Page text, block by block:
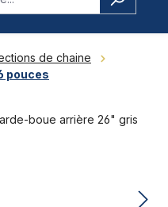
de chaine
pouces